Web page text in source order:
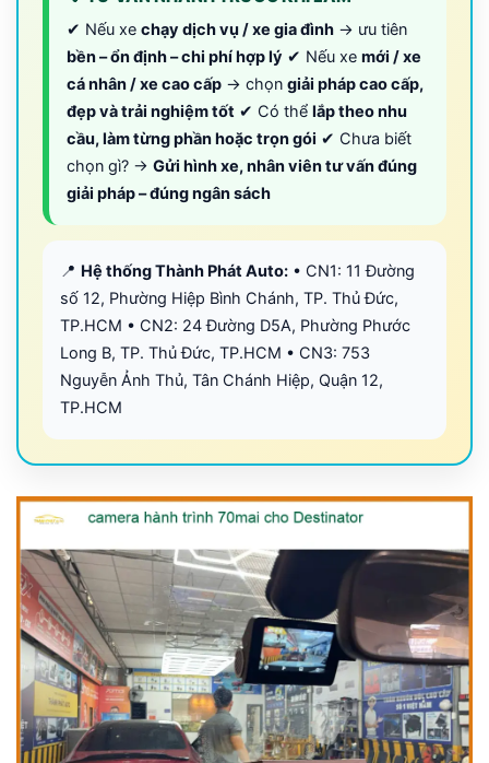
✔ Nếu xe chạy dịch vụ / xe gia đình → ưu tiên
bền – ổn định – chi phí hợp lý ✔ Nếu xe mới / xe
cá nhân / xe cao cấp → chọn giải pháp cao cấp,
đẹp và trải nghiệm tốt ✔ Có thể lắp theo nhu
cầu, làm từng phần hoặc trọn gói ✔ Chưa biết
chọn gì? → Gửi hình xe, nhân viên tư vấn đúng
giải pháp – đúng ngân sách
📍 Hệ thống Thành Phát Auto: • CN1: 11 Đường
số 12, Phường Hiệp Bình Chánh, TP. Thủ Đức,
TP.HCM • CN2: 24 Đường D5A, Phường Phước
Long B, TP. Thủ Đức, TP.HCM • CN3: 753
Nguyễn Ảnh Thủ, Tân Chánh Hiệp, Quận 12,
TP.HCM